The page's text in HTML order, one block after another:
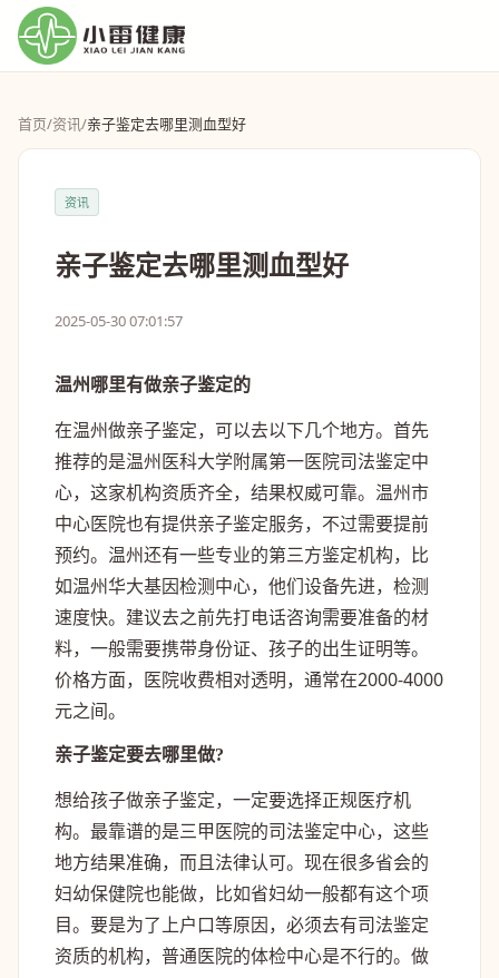
首页/资讯/亲子鉴定去哪里测血型好
资讯
亲子鉴定去哪里测血型好
2025-05-30 07:01:57
温州哪里有做亲子鉴定的
在温州做亲子鉴定，可以去以下几个地方。首先
推荐的是温州医科大学附属第一医院司法鉴定中
心，这家机构资质齐全，结果权威可靠。温州市
中心医院也有提供亲子鉴定服务，不过需要提前
预约。温州还有一些专业的第三方鉴定机构，比
如温州华大基因检测中心，他们设备先进，检测
速度快。建议去之前先打电话咨询需要准备的材
料，一般需要携带身份证、孩子的出生证明等。
价格方面，医院收费相对透明，通常在2000-4000
元之间。
亲子鉴定要去哪里做?
想给孩子做亲子鉴定，一定要选择正规医疗机
构。最靠谱的是三甲医院的司法鉴定中心，这些
地方结果准确，而且法律认可。现在很多省会的
妇幼保健院也能做，比如省妇幼一般都有这个项
目。要是为了上户口等原因，必须去有司法鉴定
资质的机构，普通医院的体检中心是不行的。做